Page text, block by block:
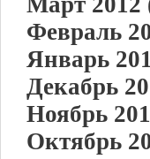
Февраль
Январь
Декабрь
Ноябрь
Октябрь